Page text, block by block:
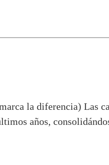
la diferencia) Las
años,